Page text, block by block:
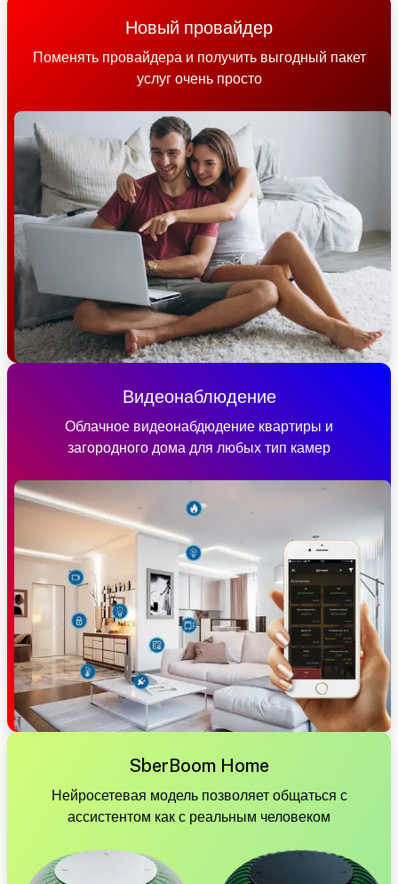
Новый провайдер
Поменять провайдера и получить выгодный пакет
услуг очень просто
Видеонаблюдение
Облачное видеонабдюдение квартиры и
загородного дома для любых тип камер
SberBoom Home
Нейросетевая модель позволяет общаться с
ассистентом как с реальным человеком